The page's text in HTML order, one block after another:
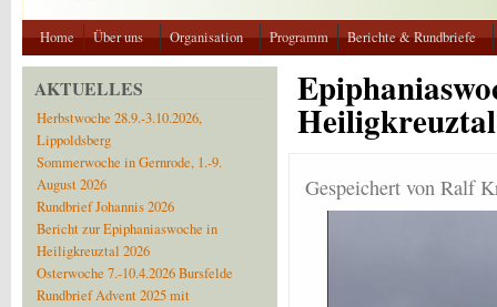
Home Über uns Organisation Programm Berichte & Rundbriefe
AKTUELLES
Herbstwoche 28.9.-3.10.2026,
Lippoldsberg
Sommerwoche in Gernrode, 1.-9.
August 2026
Rundbrief Johannis 2026
Bericht zur Epiphaniaswoche in
Heiligkreuztal 2026
Osterwoche 7.-10.4.2026 Bursfelde
Rundbrief Advent 2025 mit
Heiligkreuztal
Gespeichert von Ralf